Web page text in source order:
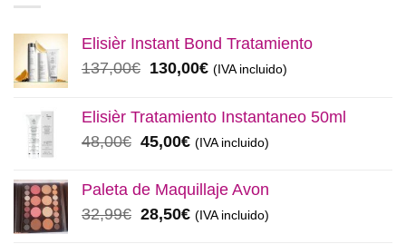
Elisièr Instant Bond Tratamiento
137,00€ El
original
137,00€.
130,00€El
actual
130,00€.
(IVA incluido)
Elisièr Tratamiento Instantaneo 50ml
48,00€ El
original
48,00€.
45,00€El
actual
45,00€.
(IVA incluido)
Paleta de Maquillaje Avon
32,99€ El
28,50€El(IVA incluido)